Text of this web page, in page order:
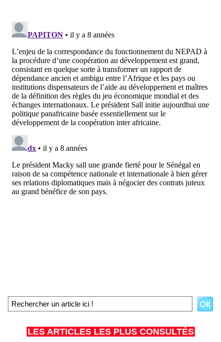
LES ARTICLES LES PLUS CONSULTÉS